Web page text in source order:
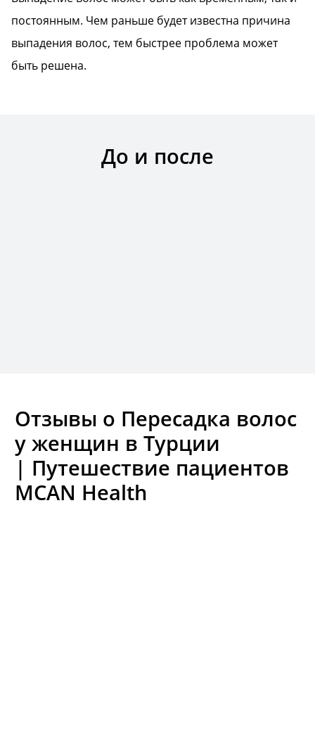
постоянным. Чем раньше будет известна причина
выпадения волос, тем быстрее проблема может
быть решена.
До и после
Отзывы о Пересадка волос
у женщин в Турции
| Путешествие пациентов
MCAN Health